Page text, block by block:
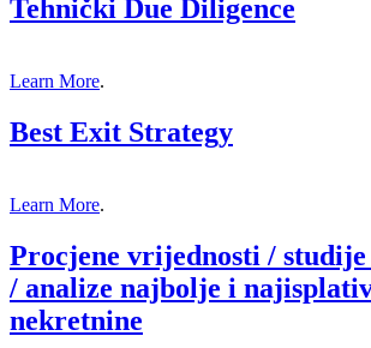
Tehnički Due Diligence
Learn More.
Best Exit Strategy
Learn More.
Procjene vrijednosti /
/ analize najbolje i
nekretnine